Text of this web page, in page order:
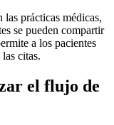
las prácticas médicas,
se pueden compartir
a los pacientes
citas.
el flujo de